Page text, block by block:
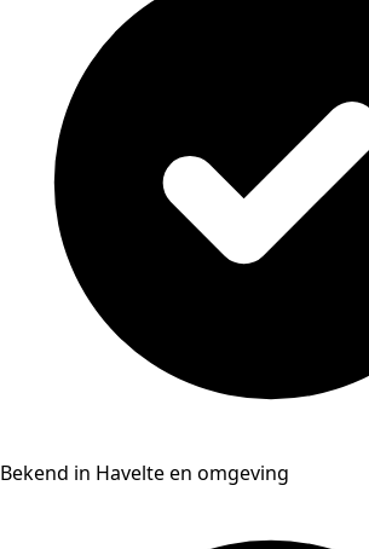
Bekend in Havelte en omgeving